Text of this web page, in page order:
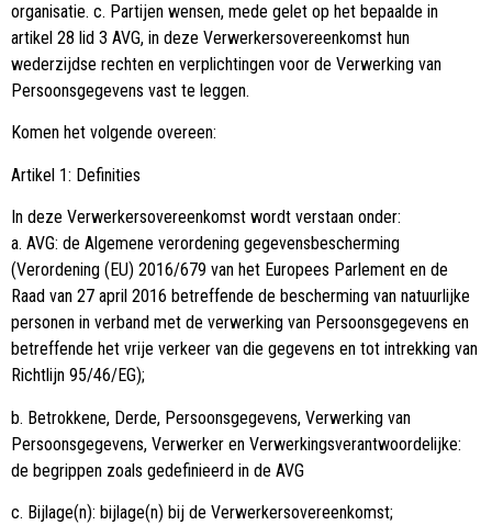
organisatie. c. Partijen wensen, mede gelet op het bepaalde in
artikel 28 lid 3 AVG, in deze Verwerkersovereenkomst hun
wederzijdse rechten en verplichtingen voor de Verwerking van
Persoonsgegevens vast te leggen.
Komen het volgende overeen:
Artikel 1: Definities
In deze Verwerkersovereenkomst wordt verstaan onder:
a. AVG: de Algemene verordening gegevensbescherming
(Verordening (EU) 2016/679 van het Europees Parlement en de
Raad van 27 april 2016 betreffende de bescherming van natuurlijke
personen in verband met de verwerking van Persoonsgegevens en
betreffende het vrije verkeer van die gegevens en tot intrekking van
Richtlijn 95/46/EG);
b. Betrokkene, Derde, Persoonsgegevens, Verwerking van
Persoonsgegevens, Verwerker en Verwerkingsverantwoordelijke:
de begrippen zoals gedefinieerd in de AVG
c. Bijlage(n): bijlage(n) bij de Verwerkersovereenkomst;